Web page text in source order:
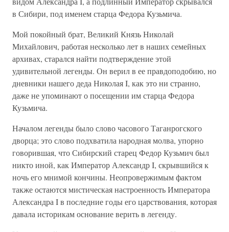
в Сибири, под именем старца Федора Кузьмича.
Мой покойный брат, Великий Князь Николай
Михайлович, работая несколько лет в наших семейных
архивах, старался найти подтверждение этой
удивительной легенды. Он верил в ее правдоподобию, но
дневники нашего деда Николая I, как это ни странно,
даже не упоминают о посещении им старца Федора
Кузьмича.
Началом легенды было слово часового Таганрогского
дворца; это слово подхватила народная молва, упорно
говорившая, что Сибирский старец Федор Кузьмич был
никто иной, как Император Александр I, скрывшийся к
ночь его мнимой кончины. Неопровержимым фактом
также остаются мистическая настроенность Императора
Александра I в последние годы его царствования, которая
давала историкам основание верить в легенду.